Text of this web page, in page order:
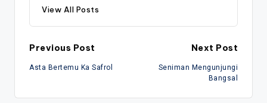
View All Posts
Post
navigation
Previous Post
Asta Bertemu Ka Safrol
Next Post
Seniman Mengunjungi
Bangsal